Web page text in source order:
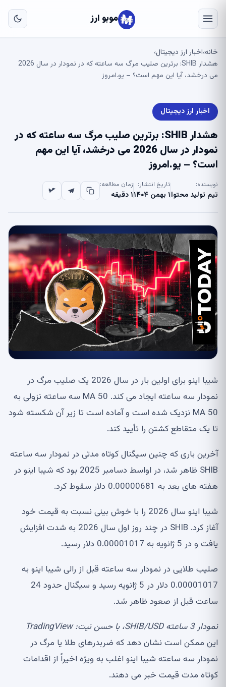
موبو ارز
خانه›اخبار ارز دیجیتال›
هشدار SHIB: برترین صلیب مرگ سه ساعته که در نمودار در سال 2026
می درخشد، آیا این مهم است؟ – یو.امروز
اخبار ارز دیجیتال
هشدار SHIB: برترین صلیب مرگ سه ساعته که در
نمودار در سال 2026 می درخشد، آیا این مهم
است؟ – یو.امروز
نویسنده:
تیم تولید محتوا
تاریخ انتشار:
۱ بهمن ۱۴۰۴
زمان مطالعه:
۱ دقیقه
شیبا اینو برای اولین بار در سال 2026 یک صلیب مرگ در
نمودار سه ساعته ایجاد می کند. MA 50 سه ساعته نزولی به
MA 50 نزدیک شده است و آماده است تا زیر آن شکسته شود
تا یک متقاطع کشتن را تأیید کند.
آخرین باری که چنین سیگنال کوتاه مدتی در نمودار سه ساعته
SHIB ظاهر شد، در اواسط دسامبر 2025 بود که شیبا اینو در
هفته های بعد به 0.00000681 دلار سقوط کرد.
شیبا اینو سال 2026 را با خوش بینی نسبت به قیمت خود
آغاز کرد. SHIB در چند روز اول سال 2026 به شدت افزایش
یافت و در 5 ژانویه به 0.00001017 دلار رسید.
صلیب طلایی در نمودار سه ساعته قبل از رالی شیبا اینو به
0.00001017 دلار در 5 ژانویه رسید و سیگنال حدود 24
ساعت قبل از صعود ظاهر شد.
نمودار 3 ساعته SHIB/USD، با حسن نیت: TradingView
این ممکن است نشان دهد که ضربدرهای طلا یا مرگ در
نمودار سه ساعته شیبا اینو اغلب به ویژه اخیراً از اقدامات
کوتاه مدت قیمت خبر می دهند.